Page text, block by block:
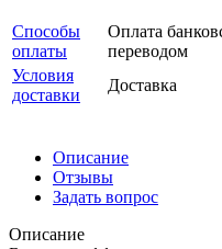
Способы
оплаты
Оплата
переводом
Условия
доставки
Доставка
Описание
Отзывы
Задать вопрос
Описание